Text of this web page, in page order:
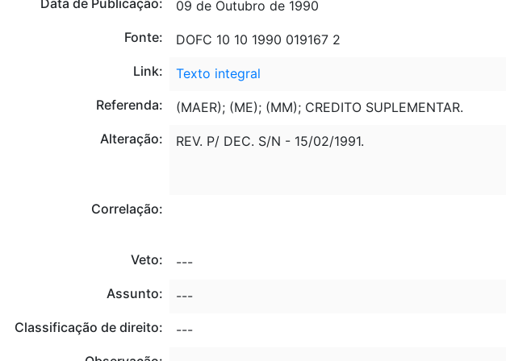
09 de Outubro de 1990
Fonte:
DOFC 10 10 1990 019167 2
Link:
Texto integral
Referenda:
(MAER); (ME); (MM); CREDITO SUPLEMENTAR.
Alteração:
REV. P/ DEC. S/N - 15/02/1991.
Correlação:
Veto:
---
Assunto:
---
Classificação de direito:
---